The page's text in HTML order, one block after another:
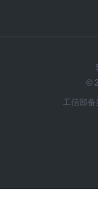
©
工信部